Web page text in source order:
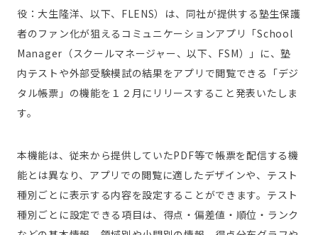
役：大生隆洋、以下、FLENS）は、同社が提供する塾生保護
者のファン化が狙えるコミュニケーションアプリ「School
Manager（スクールマネージャー、以下、FSM）」に、塾
内テストや外部受験模試の結果をアプリで閲覧できる「デジ
タル帳票」の機能を１２月にリリースすること発表いたしま
す。
本機能は、従来から提供していたPDF等で帳票を配信する機
能とは異なり、アプリでの閲覧に適したデザインや、テスト
種別ごとに表示する内容を設定することができます。テスト
種別ごとに設定できる項目は、得点・偏差値・順位・ランク